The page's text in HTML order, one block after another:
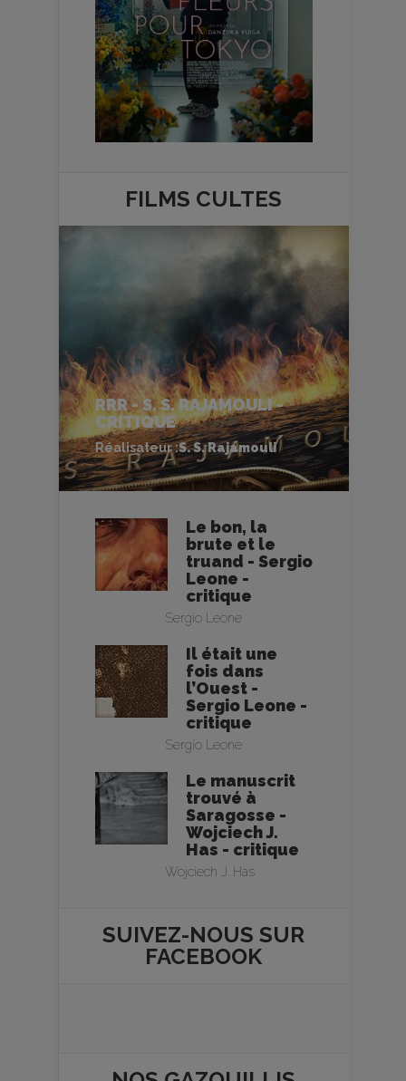
FILMS CULTES
RRR - S. S. RAJAMOULI -
CRITIQUE
Réalisateur :S. S. Rajamouli
Le bon, la
brute et le
truand - Sergio
Leone -
critique
Sergio Leone
Il était une
fois dans
l’Ouest -
Sergio Leone -
critique
Sergio Leone
Le manuscrit
trouvé à
Saragosse -
Wojciech J.
Has - critique
Wojciech J. Has
SUIVEZ-NOUS SUR
FACEBOOK